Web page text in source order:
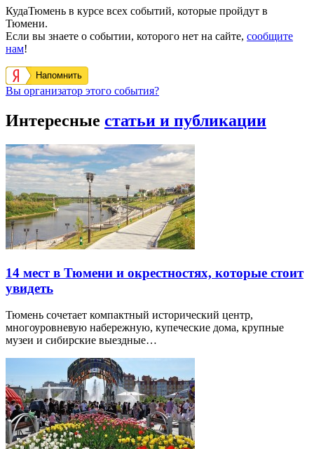
КудаТюмень в курсе всех событий, которые пройдут в
Тюмени.
Если вы знаете о событии, которого нет на сайте, сообщите
нам!
Напомнить
Вы организатор этого события?
Интересные статьи и публикации
14 мест в Тюмени и окрестностях, которые стоит
увидеть
Тюмень сочетает компактный исторический центр,
многоуровневую набережную, купеческие дома, крупные
музеи и сибирские выездные…